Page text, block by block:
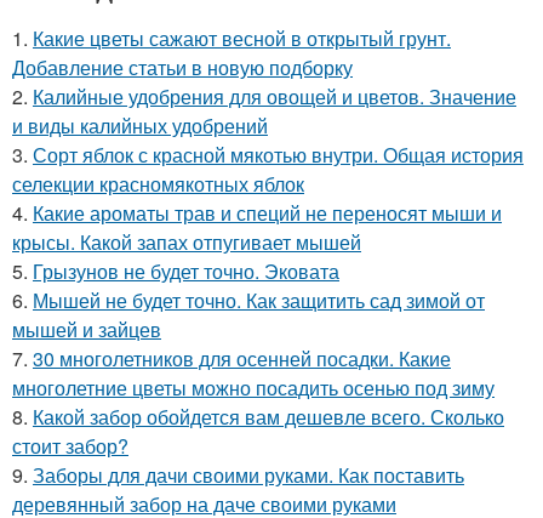
1. Какие цветы сажают весной в открытый грунт.
Добавление статьи в новую подборку
2. Калийные удобрения для овощей и цветов. Значение
и виды калийных удобрений
3. Сорт яблок с красной мякотью внутри. Общая история
селекции красномякотных яблок
4. Какие ароматы трав и специй не переносят мыши и
крысы. Какой запах отпугивает мышей
5. Грызунов не будет точно. Эковата
6. Мышей не будет точно. Как защитить сад зимой от
мышей и зайцев
7. 30 многолетников для осенней посадки. Какие
многолетние цветы можно посадить осенью под зиму
8. Какой забор обойдется вам дешевле всего. Сколько
стоит забор?
9. Заборы для дачи своими руками. Как поставить
деревянный забор на даче своими руками